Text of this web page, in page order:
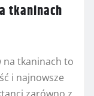
tkaninach
tkaninach to
i najnowsze